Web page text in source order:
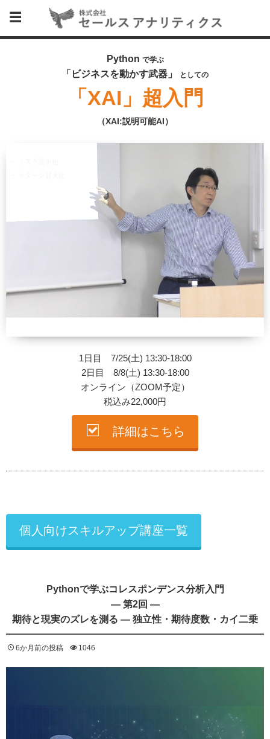
Python で学ぶ
「ビジネスを動かす武器」 としての
「XAI」超入門
（XAI:説明可能AI）
1日目 7/25(土) 13:30-18:00
2日目 8/8(土) 13:30-18:00
オンライン（ZOOM予定）
税込み22,000円
詳細はこちら
個人向けスキルアップ講座一覧
Pythonで学ぶコレスポンデンス分析入門
— 第2回 —
期待と現実のズレを測る ― 独立性・期待度数・カイ二乗
6か月前の投稿 1046